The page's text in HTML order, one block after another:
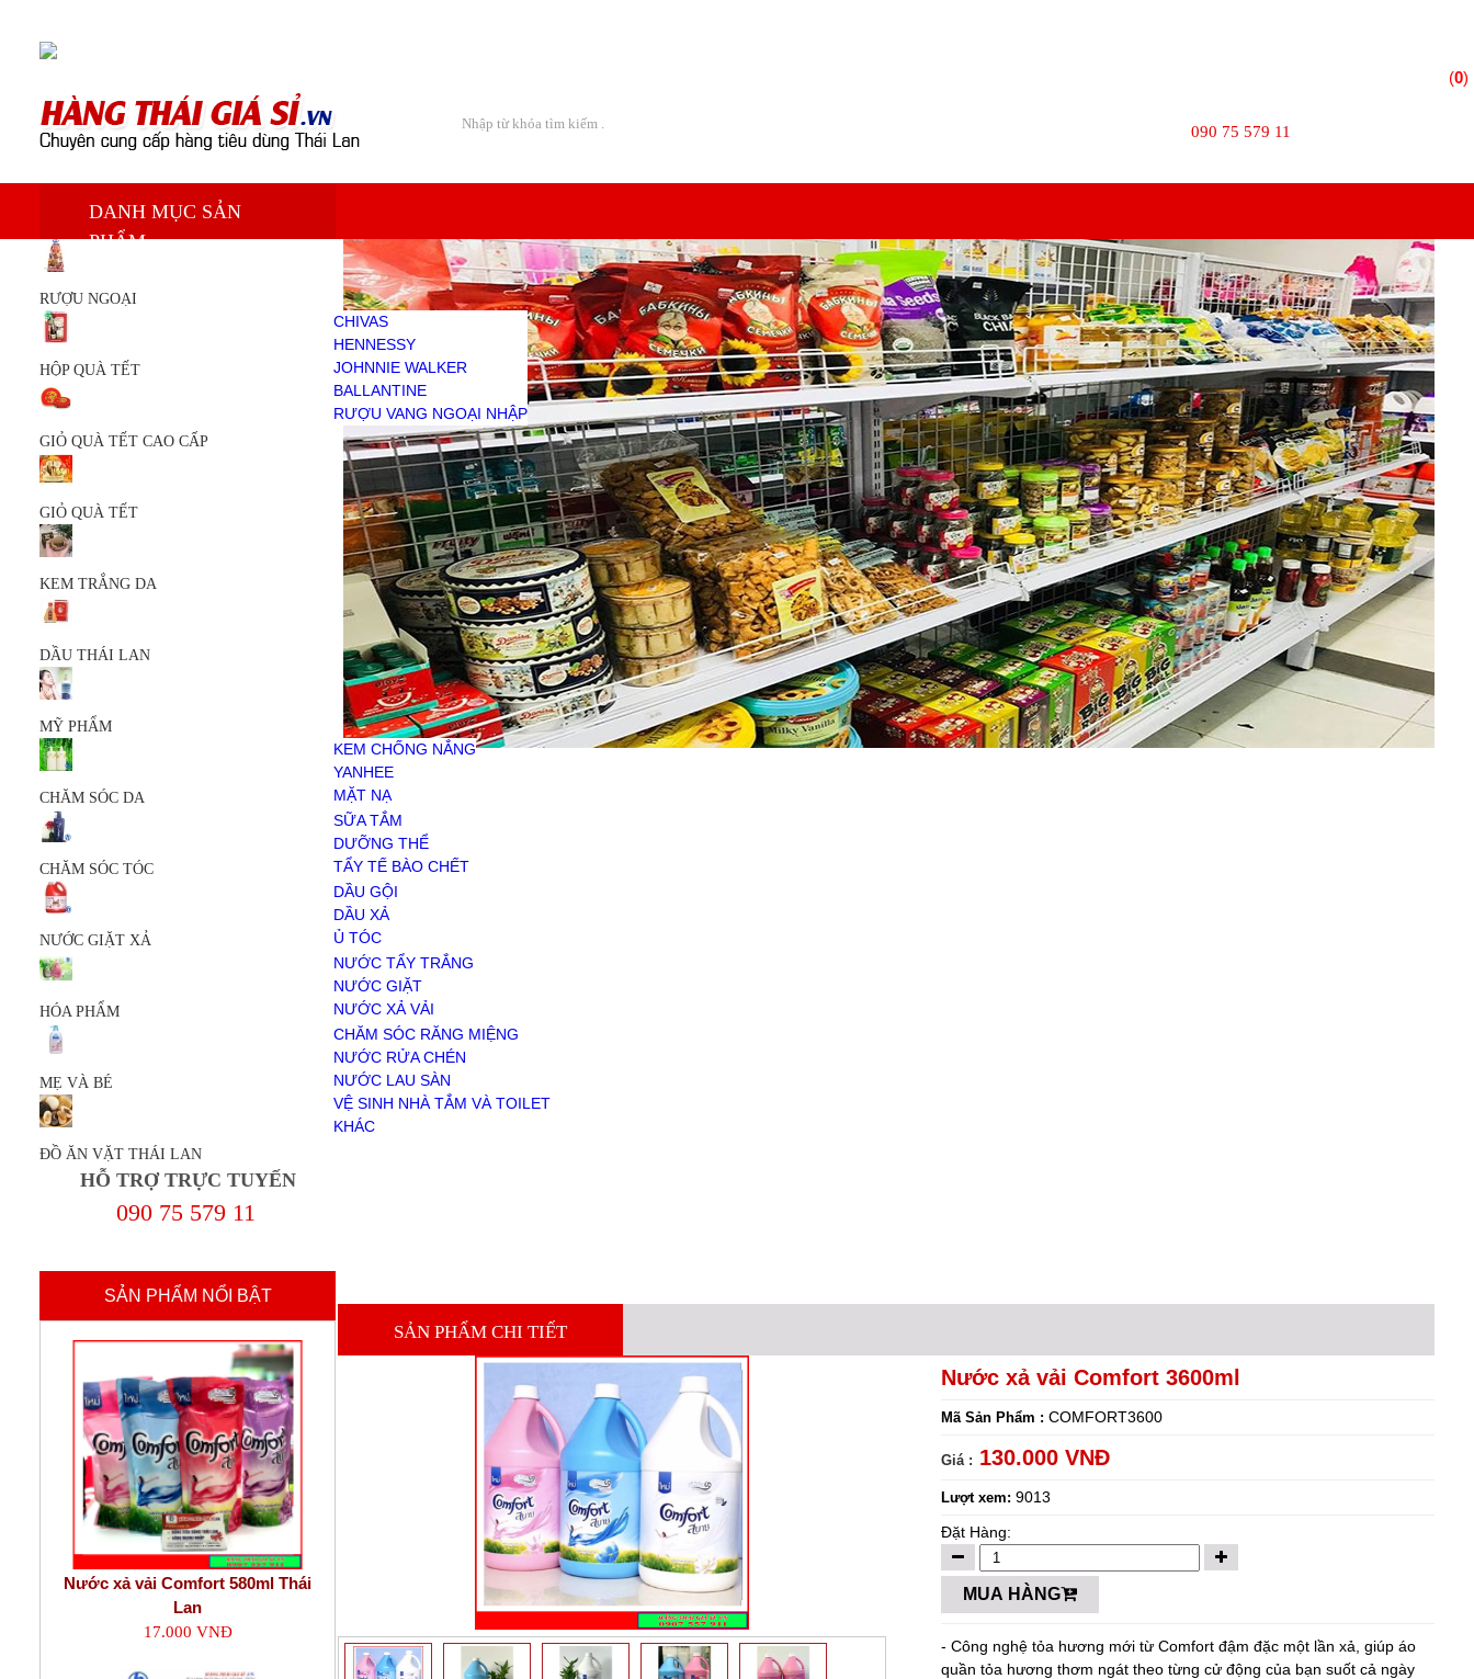
(0)
090 75 579 11
Sản phẩm
RƯỢU NGOẠI
CHIVAS
JOHNNIE WALKER
BALLANTINE
HỘP QUÀ TẾT
GIỎ QUÀ TẾT CAO CẤP
KEM TRẮNG DA
DẦU THÁI LAN
KEM CHỐNG NẮNG
YANHEE
MẶT NẠ
SERUM
SỮA RỬA MẶT
CHĂM SÓC DA
SỮA TẮM
DƯỠNG THỂ
TẨY TẾ BÀO CHẾT
CHĂM SÓC TÓC
DẦU GỘI
DẦU XẢ
Ủ TÓC
NƯỚC GIẶT XẢ
NƯỚC TẨY TRẮNG
NƯỚC GIẶT
NƯỚC XẢ VẢI
BỘT GIẶT
HÓA PHẨM
CHĂM SÓC RĂNG MIỆNG
NƯỚC RỬA CHÉN
NƯỚC LAU SÀN
VỆ SINH NHÀ TẮM VÀ TOILET
MẸ VÀ BÉ
ĐỒ ĂN VẶT THÁI LAN
Chính sách mua hàng
Chính sách thanh toán
Thanh Toán
DANH MỤC SẢN
PHẨM
RƯỢU NGOẠI
CHIVAS
HENNESSY
JOHNNIE WALKER
BALLANTINE
RƯỢU VANG NGOẠI NHẬP
HỘP QUÀ TẾT
GIỎ QUÀ TẾT CAO CẤP
GIỎ QUÀ TẾT
KEM TRẮNG DA
DẦU THÁI LAN
MỸ PHẨM
KEM CHỐNG NẮNG
YANHEE
MẶT NẠ
SERUM
SỮA RỬA MẶT
SẢN PHẨM KHÁC
CHĂM SÓC DA
SỮA TẮM
DƯỠNG THỂ
TẨY TẾ BÀO CHẾT
CHĂM SÓC TÓC
DẦU GỘI
DẦU XẢ
Ủ TÓC
NƯỚC GIẶT XẢ
NƯỚC TẨY TRẮNG
NƯỚC GIẶT
NƯỚC XẢ VẢI
BỘT GIẶT
HÓA PHẨM
CHĂM SÓC RĂNG MIỆNG
NƯỚC RỬA CHÉN
NƯỚC LAU SÀN
VỆ SINH NHÀ TẮM VÀ TOILET
KHÁC
MẸ VÀ BÉ
ĐỒ ĂN VẶT THÁI LAN
HỖ TRỢ TRỰC TUYẾN
090 75 579 11
SẢN PHẨM NỔI BẬT
Nước xả vải Comfort 580ml Thái
Lan
17.000 VNĐ
SẢN PHẨM CHI TIẾT
Nước xả vải Comfort 3600ml
Mã Sản Phẩm : COMFORT3600
Giá : 130.000 VNĐ
Lượt xem: 9013
Đặt Hàng:
MUA HÀNG
- Công nghệ tỏa hương mới từ Comfort đậm đặc một lần xả, giúp áo
quần tỏa hương thơm ngát theo từng cử động của bạn suốt cả ngày